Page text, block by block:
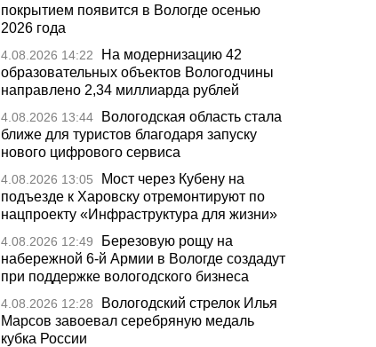
покрытием появится в Вологде осенью
2026 года
4.08.2026 14:22
На модернизацию 42
образовательных объектов Вологодчины
направлено 2,34 миллиарда рублей
4.08.2026 13:44
Вологодская область стала
ближе для туристов благодаря запуску
нового цифрового сервиса
4.08.2026 13:05
Мост через Кубену на
подъезде к Харовску отремонтируют по
нацпроекту «Инфраструктура для жизни»
4.08.2026 12:49
Березовую рощу на
набережной 6-й Армии в Вологде создадут
при поддержке вологодского бизнеса
4.08.2026 12:28
Вологодский стрелок Илья
Марсов завоевал серебряную медаль
кубка России